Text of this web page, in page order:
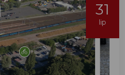
31
lip